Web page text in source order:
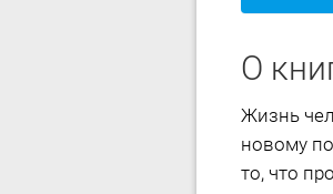
О
Жизнь
новому
то, что